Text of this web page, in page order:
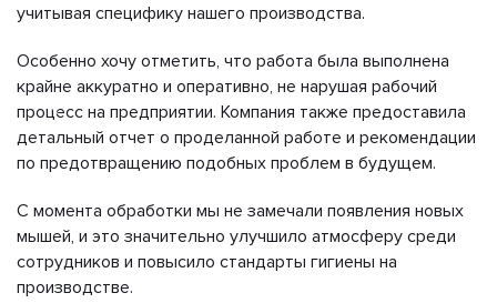
учитывая специфику нашего производства.
Особенно хочу отметить, что работа была выполнена
крайне аккуратно и оперативно, не нарушая рабочий
процесс на предприятии. Компания также предоставила
детальный отчет о проделанной работе и рекомендации
по предотвращению подобных проблем в будущем.
С момента обработки мы не замечали появления новых
мышей, и это значительно улучшило атмосферу среди
сотрудников и повысило стандарты гигиены на
производстве.